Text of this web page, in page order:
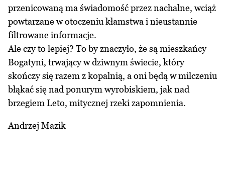
przenicowaną ma świadomość przez nachalne, wciąż
powtarzane w otoczeniu kłamstwa i nieustannie
filtrowane informacje.
Ale czy to lepiej? To by znaczyło, że są mieszkańcy
Bogatyni, trwający w dziwnym świecie, który
skończy się razem z kopalnią, a oni będą w milczeniu
błąkać się nad ponurym wyrobiskiem, jak nad
brzegiem Leto, mitycznej rzeki zapomnienia.
Andrzej Mazik